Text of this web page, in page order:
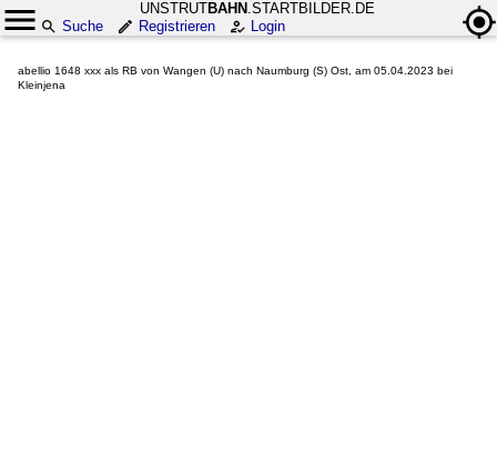
UNSTRUTBAHN .STARTBILDER.DE
Suche
Registrieren Login
abellio 1648 xxx als RB von Wangen (U) nach Naumburg (S) Ost, am 05.04.2023 bei
Kleinjena